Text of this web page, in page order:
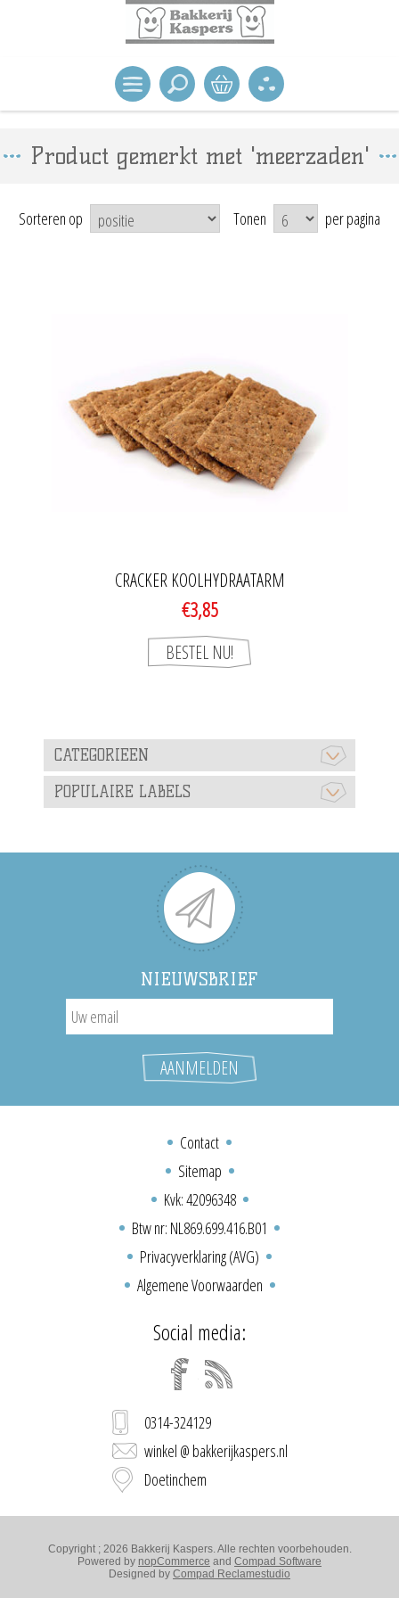
Product gemerkt met 'meerzaden'
Sorteren op Tonen per pagina
CRACKER KOOLHYDRAATARM
€3,85
CATEGORIEEN
POPULAIRE LABELS
NIEUWSBRIEF
Contact
Sitemap
Kvk: 42096348
Btw nr: NL869.699.416.B01
Privacyverklaring (AVG)
Algemene Voorwaarden
Social media:
0314-324129
winkel @ bakkerijkaspers.nl
Doetinchem
Copyright ; 2026 Bakkerij Kaspers. Alle rechten voorbehouden.
Powered by nopCommerce and Compad Software
Designed by Compad Reclamestudio